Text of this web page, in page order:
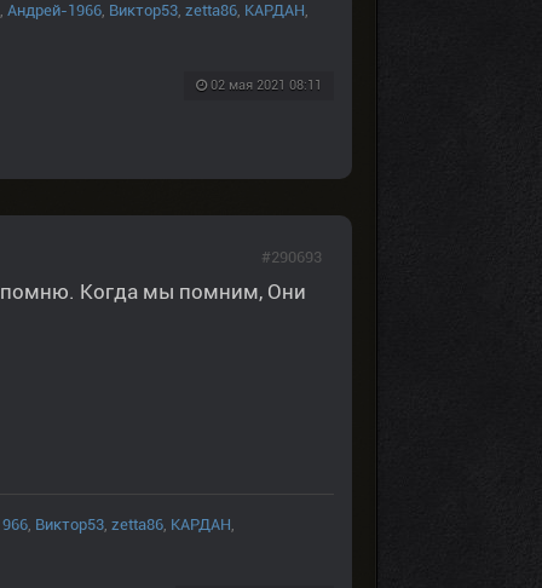
, Андрей-1966, Виктор53, zetta86, КАРДАН,
02 мая 2021 08:11
помню. Когда мы помним, Они
, Виктор53, zetta86, КАРДАН,
#290693